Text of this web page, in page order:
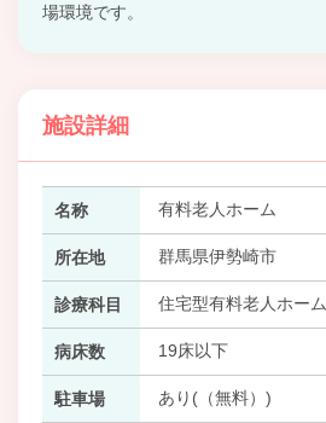
場環境です。
施設詳細
名称 有料老人ホーム
所在地 群馬県伊勢崎市
診療科目 住宅型有料老人ホーム
病床数 19床以下
駐車場 あり(（無料）)